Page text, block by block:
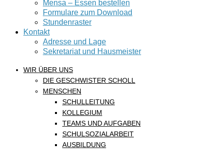
Mensa – Essen bestellen
Formulare zum Download
Stundenraster
Kontakt
Adresse und Lage
Sekretariat und Hausmeister
WIR ÜBER UNS
DIE GESCHWISTER SCHOLL
MENSCHEN
SCHULLEITUNG
KOLLEGIUM
TEAMS UND AUFGABEN
SCHULSOZIALARBEIT
AUSBILDUNG